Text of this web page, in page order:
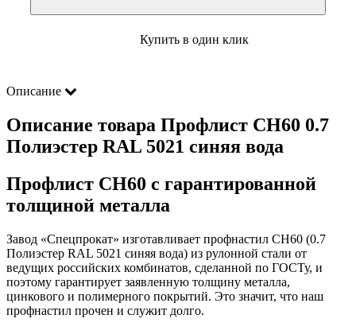
Купить в один клик
Описание
Описание товара Профлист СН60 0.7
Полиэстер RAL 5021 синяя вода
Профлист СН60 с гарантированной
толщиной металла
Завод «Спецпрокат» изготавливает профнастил СН60 (0.7
Полиэстер RAL 5021 синяя вода) из рулонной стали от
ведущих российских комбинатов, сделанной по ГОСТу, и
поэтому гарантирует заявленную толщину металла,
цинкового и полимерного покрытий. Это значит, что наш
профнастил прочен и служит долго.